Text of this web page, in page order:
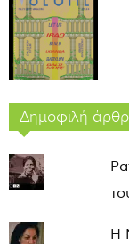
Δημοφιλή
Η